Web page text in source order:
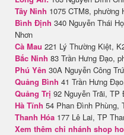
Tây Ninh 1075 CTM8, phường
Bình Định 340 Nguyễn Thái
Nhơn
Cà Mau 221 Lý Thường Kiệt,
Bắc Ninh 83 Trần Hưng Đạo,
Phú Yên 30A Nguyễn Công
Quảng Bình 41 Trần Hưng
Quảng Trị 92 Nguyễn Trãi, TP
Hà Tĩnh 54 Phan Đình Phùng,
Thanh Hóa 177 Lê Lai, TP
Xem thêm chi nhánh shop